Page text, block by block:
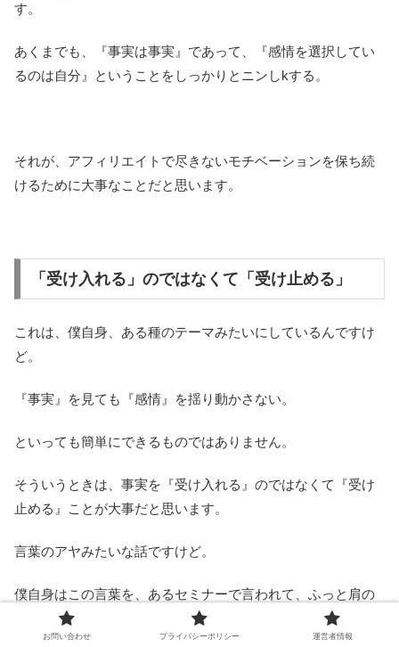
す。
あくまでも、『事実は事実』であって、『感情を選択してい
るのは自分』ということをしっかりとニンしkする。
それが、アフィリエイトで尽きないモチベーションを保ち続
けるために大事なことだと思います。
「受け入れる」のではなくて「受け止める」
これは、僕自身、ある種のテーマみたいにしているんですけ
ど。
『事実』を見ても『感情』を揺り動かさない。
といっても簡単にできるものではありません。
そういうときは、事実を『受け入れる』のではなくて『受け
止める』ことが大事だと思います。
言葉のアヤみたいな話ですけど。
僕自身はこの言葉を、あるセミナーで言われて、ふっと肩の
荷が下りたような気がしました。
お問い合わせ プライバシーポリシー 運営者情報